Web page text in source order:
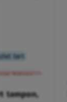
tart
A termék nem érkezett meg!
tampon,